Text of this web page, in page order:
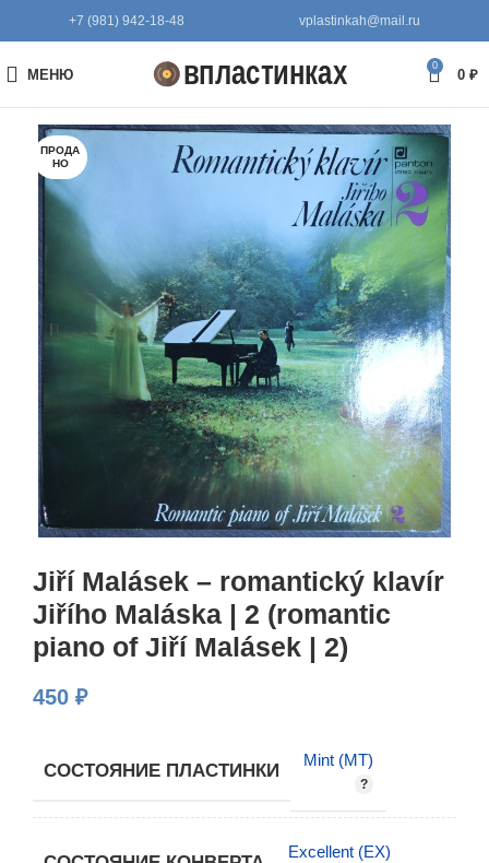
+7 (981) 942-18-48 vplastinkah@mail.ru
МЕНЮ
0
0 ₽
ПРОДА
НО
Jiří Malásek – romantický klavír
Jiřího Maláska | 2 (romantic
piano of Jiří Malásek | 2)
450 ₽
СОСТОЯНИЕ ПЛАСТИНКИ
Mint (MT)
Excellent (EX)